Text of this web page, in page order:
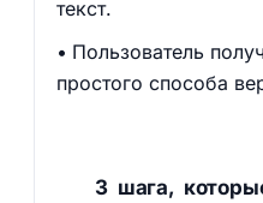
текст.
Пользователь
простого способа
3 шага,